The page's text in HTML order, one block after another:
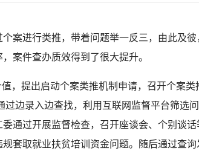
进行类推，带着问题举一反三，由此及彼
案件查办质效得到了很大提升。
提出启动个案类推机制申请，召开个案类
边录入边查找，利用互联网监督平台筛选
通过开展监督检查，召开座谈会、个别谈话
套取就业扶贫培训资金问题。随后通过查